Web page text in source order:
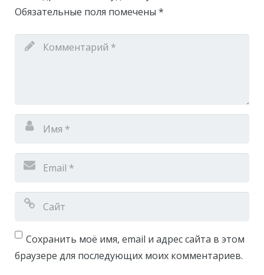
Обязательные поля помечены *
Сохранить моё имя, email и адрес сайта в этом
браузере для последующих моих комментариев.